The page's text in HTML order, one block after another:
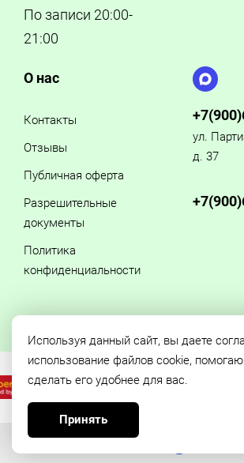
Используя данный сайт, вы даете
использование файлов cookie,
сделать его удобнее для вас.
Принять
По записи 20:00-
21:00
О нас
Контакты
Отзывы
Публичная оферта
Разрешительные
документы
Политика
конфиденциальности
ул.
д. 37